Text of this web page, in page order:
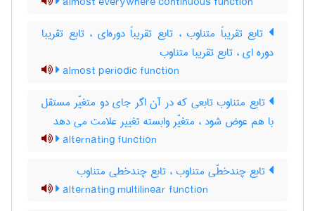
تابع تقریباً متناوب ، تابع تقریباً دوره‌ای ، تابع تقریبا
دوره ای ، تابع تقریبا متناوب
almost periodic function
تابع متناوب تابعی که در آن اگر جای دو متغیّر مستقل
با هم عوض شود ، متغیّر وابسته تغییر علامت می دهد
alternating function
تابع چندخطّی متناوب ، تابع چندخطی متناوب
alternating multilinear function